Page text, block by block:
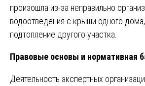
произошла из-за неправильно
водоотведения с крыши одного
подтопление другого участка.
Правовые основы и нормативная
Деятельность экспертных